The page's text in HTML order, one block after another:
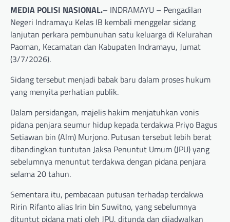
MEDIA POLISI NASIONAL.– INDRAMAYU – Pengadilan
Negeri Indramayu Kelas IB kembali menggelar sidang
lanjutan perkara pembunuhan satu keluarga di Kelurahan
Paoman, Kecamatan dan Kabupaten Indramayu, Jumat
(3/7/2026).
Sidang tersebut menjadi babak baru dalam proses hukum
yang menyita perhatian publik.
Dalam persidangan, majelis hakim menjatuhkan vonis
pidana penjara seumur hidup kepada terdakwa Priyo Bagus
Setiawan bin (Alm) Murjono. Putusan tersebut lebih berat
dibandingkan tuntutan Jaksa Penuntut Umum (JPU) yang
sebelumnya menuntut terdakwa dengan pidana penjara
selama 20 tahun.
Sementara itu, pembacaan putusan terhadap terdakwa
Ririn Rifanto alias Irin bin Suwitno, yang sebelumnya
dituntut pidana mati oleh JPU, ditunda dan dijadwalkan